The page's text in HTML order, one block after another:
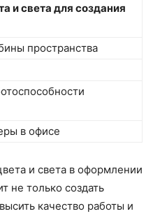
и света для создания
пространства
в офисе
и света в оформлении
не только создать
качество работы и